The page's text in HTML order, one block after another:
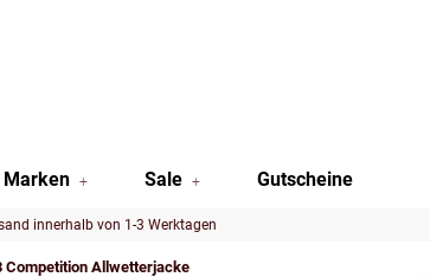
Marken Sale Gutscheine
innerhalb von 1-3 Werktagen
Competition Allwetterjacke